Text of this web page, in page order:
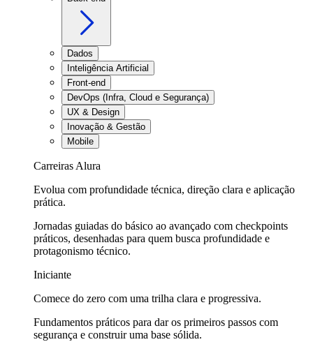
Dados
Inteligência Artificial
Front-end
DevOps (Infra, Cloud e Segurança)
UX & Design
Inovação & Gestão
Mobile
Carreiras Alura
Evolua com profundidade técnica, direção clara e aplicação
prática.
Jornadas guiadas do básico ao avançado com checkpoints
práticos, desenhadas para quem busca profundidade e
protagonismo técnico.
Iniciante
Comece do zero com uma trilha clara e progressiva.
Fundamentos práticos para dar os primeiros passos com
segurança e construir uma base sólida.